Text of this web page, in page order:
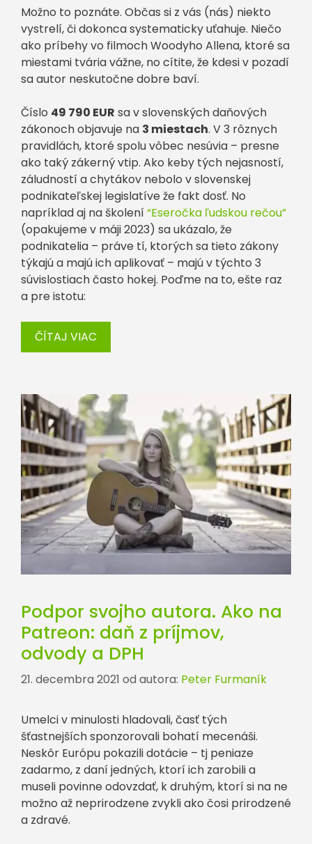
Možno to poznáte. Občas si z vás (nás) niekto
vystrelí, či dokonca systematicky uťahuje. Niečo
ako príbehy vo filmoch Woodyho Allena, ktoré sa
miestami tvária vážne, no cítite, že kdesi v pozadí
sa autor neskutočne dobre baví.
Číslo 49 790 EUR sa v slovenských daňových
zákonoch objavuje na 3 miestach. V 3 rôznych
pravidlách, ktoré spolu vôbec nesúvia – presne
ako taký zákerný vtip. Ako keby tých nejasností,
záludností a chytákov nebolo v slovenskej
podnikateľskej legislatíve že fakt dosť. No
napríklad aj na školení“Eseročka ľudskou rečou”
(opakujeme v máji 2023) sa ukázalo, že
podnikatelia – práve tí, ktorých sa tieto zákony
týkajú a majú ich aplikovať – majú v týchto 3
súvislostiach často hokej. Poďme na to, ešte raz
a pre istotu:
ČÍTAJ VIAC
Podpor svojho autora. Ako na
Patreon: daň z príjmov,
odvody a DPH
21. decembra 2021 od autora: Peter Furmaník
Umelci v minulosti hladovali, časť tých
šťastnejších sponzorovali bohatí mecenáši.
Neskôr Európu pokazili dotácie – tj peniaze
zadarmo, z daní jedných, ktorí ich zarobili a
museli povinne odovzdať, k druhým, ktorí si na ne
možno až neprirodzene zvykli ako čosi prirodzené
a zdravé.